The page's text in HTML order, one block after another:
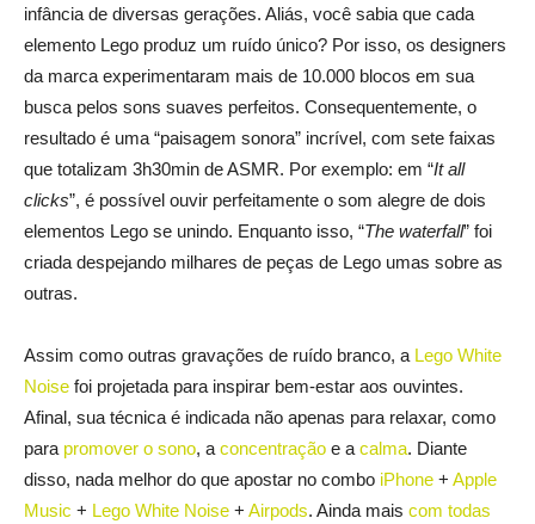
infância de diversas gerações. Aliás, você sabia que cada
elemento Lego produz um ruído único? Por isso, os designers
da marca experimentaram mais de 10.000 blocos em sua
busca pelos sons suaves perfeitos. Consequentemente, o
resultado é uma “paisagem sonora” incrível, com sete faixas
que totalizam 3h30min de ASMR. Por exemplo: em “It all
clicks”, é possível ouvir perfeitamente o som alegre de dois
elementos Lego se unindo. Enquanto isso, “The waterfall” foi
criada despejando milhares de peças de Lego umas sobre as
outras.
Assim como outras gravações de ruído branco, a Lego White
Noise foi projetada para inspirar bem-estar aos ouvintes.
Afinal, sua técnica é indicada não apenas para relaxar, como
para promover o sono, a concentração e a calma. Diante
disso, nada melhor do que apostar no combo iPhone + Apple
Music + Lego White Noise + Airpods. Ainda mais com todas